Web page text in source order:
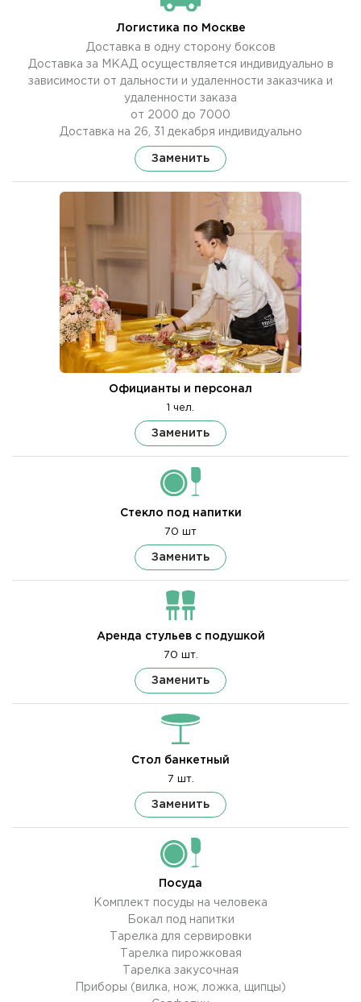
Логистика по Москве
Доставка в одну сторону боксов
Доставка за МКАД осуществляется индивидуально в
зависимости от дальности и удаленности заказчика и
удаленности заказа
от 2000 до 7000
Доставка на 26, 31 декабря индивидуально
Заменить
Официанты и персонал
1 чел.
Заменить
Стекло под напитки
70 шт
Заменить
Аренда стульев с подушкой
70 шт.
Заменить
Стол банкетный
7 шт.
Заменить
Посуда
Комплект посуды на человека
Бокал под напитки
Тарелка для сервировки
Тарелка пирожковая
Тарелка закусочная
Приборы (вилка, нож, ложка, щипцы)